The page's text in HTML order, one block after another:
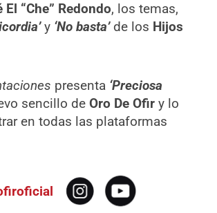
“Che” Redondo, los temas,
y ‘No basta’de los Hijos
presenta ‘Preciosa
sencillo deOro De Ofir y lo
en todas las plataformas